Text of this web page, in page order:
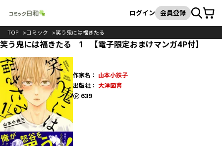
検索
ログイン 会員登録カート
TOP コミック 笑う鬼には福きたる
笑う鬼には福きたる 1 【電子限定おまけマンガ4P付】
作家名： 山本小鉄子
出版社： 大洋図書
639
ポイント